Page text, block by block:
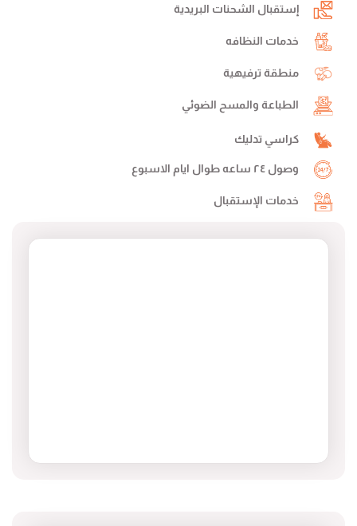
إستقبال الشحنات البريدية
خدمات النظافه
منطقة ترفيهية
الطباعة والمسح الضوئي
كراسي تدليك
وصول ٢٤ ساعه طوال ايام الاسبوع
خدمات الإستقبال